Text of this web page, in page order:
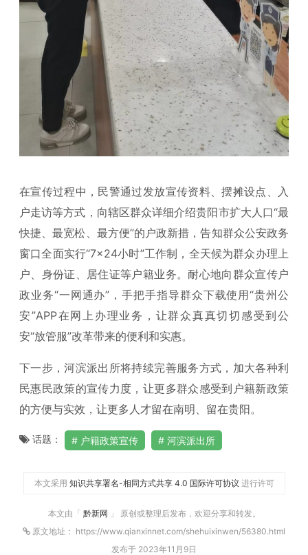
在宣传过程中，民警通过发放宣传资料、摆摊设点、入
户走访等方式，向辖区群众详细介绍贵阳市扩大人口“最
快捷、最宽松、最方便”的户政新措，告知群众公安政务
窗口全面实行“7×24小时”工作制，全天候为群众办理上
户、身份证、居住证等户籍业务。耐心地向群众宣传户
政业务“一网通办”，手把手指导群众下载使用“贵州公
安”APP在网上办理业务，让群众真真切切感受到公
安“放管服”改革带来的便利和实惠。
下一步，河滨派出所将持续完善服务方式，加大各种利
民惠民政策的宣传力度，让更多群众感受到户籍新政策
的方便与实效，让更多人才留在南明、留在贵阳。
话题： 户籍政策宣传 河滨派出所
本文采用 知识共享署名-相同方式共享 4.0 国际许可协议 进行许可
本文由「 黔新网 」 原创或整理后发布，欢迎分享和转发。
原文地址： https://www.qianxinnet.com/shehuixinwen/56380.html
发布于 2023年11月9日